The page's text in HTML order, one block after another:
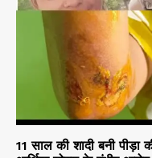
11 साल की शादी बनी पीड़ा